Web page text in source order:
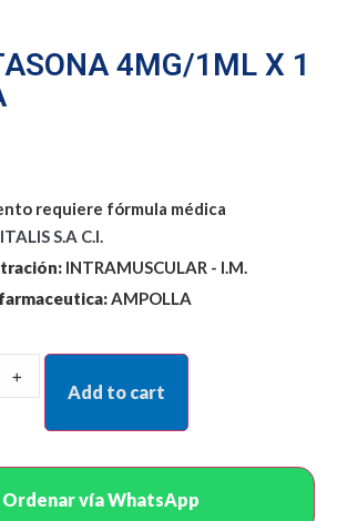
4MG/1ML X 1
requiere fórmula médica
S.A C.I.
INTRAMUSCULAR - I.M.
AMPOLLA
+
Add to cart
Ordenar vía WhatsApp